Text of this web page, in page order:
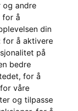
og andre
for å
din
for å aktivere
på
bedre
, for å
våre
og tilpasse